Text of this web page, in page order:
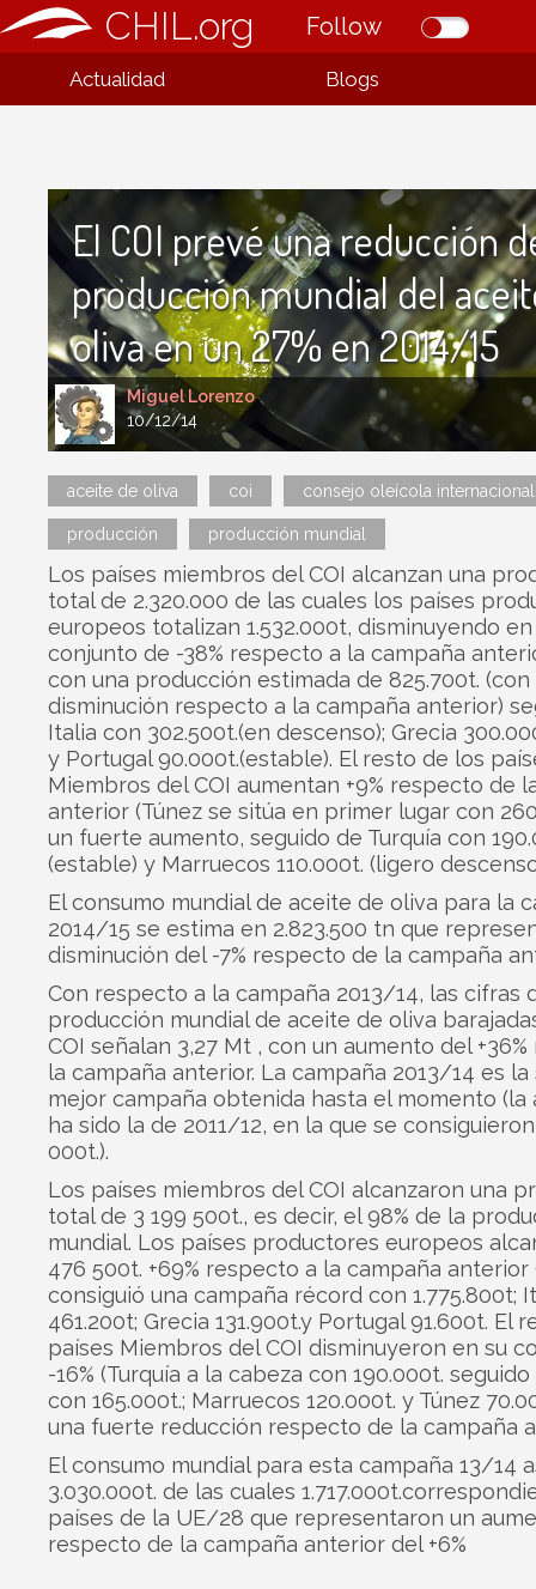
CHIL.org Follow
Actualidad Blogs
Miguel Lorenzo
10/12/14
El COI prevé una reducción
producción mundial del
oliva en un 27% en 2014/15
aceite de oliva coi consejo oleícola internacional
producción producción mundial
Los países miembros del COI alcanzan una
total de 2.320.000 de las cuales los países
europeos totalizan 1.532.000t, disminuyendo en
conjunto de -38% respecto a la campaña
con una producción estimada de 825.700t.
disminución respecto a la campaña anterior)
Italia con 302.500t.(en descenso); Grecia
y Portugal 90.000t.(estable). El resto de los
Miembros del COI aumentan +9% respecto de
anterior (Túnez se sitúa en primer lugar con
un fuerte aumento, seguido de Turquía con
(estable) y Marruecos 110.000t. (ligero
El consumo mundial de aceite de oliva para la
2014/15 se estima en 2.823.500 tn que
disminución del -7% respecto de la campaña
Con respecto a la campaña 2013/14, las cifras
producción mundial de aceite de oliva
COI señalan 3,27 Mt , con un aumento del
la campaña anterior. La campaña 2013/14 es la
mejor campaña obtenida hasta el momento (la
ha sido la de 2011/12, en la que se consiguieron
000t.).
Los países miembros del COI alcanzaron una
total de 3 199 500t., es decir, el 98% de la
mundial. Los países productores europeos
476 500t. +69% respecto a la campaña anterior
consiguió una campaña récord con 1.775.800t;
461.200t; Grecia 131.900t.y Portugal 91.600t. El
países Miembros del COI disminuyeron en su
-16% (Turquía a la cabeza con 190.000t.
con 165.000t.; Marruecos 120.000t. y Túnez
una fuerte reducción respecto de la campaña
El consumo mundial para esta campaña 13/14
3.030.000t. de las cuales
países de la UE/28 que representaron un
respecto de la campaña anterior del +6%